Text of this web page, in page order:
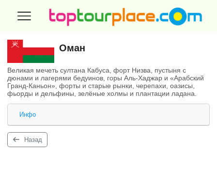
Оман
Великая мечеть султана Кабуса, форт Низва, пустыня с
дюнами и лагерями бедуинов, горы Аль-Хаджар и «Арабский
Гранд-Каньон», форты и старые рынки, черепахи, оазисы,
фьорды и дельфины, зелёные холмы и плантации ладана.
Инфо
Назад